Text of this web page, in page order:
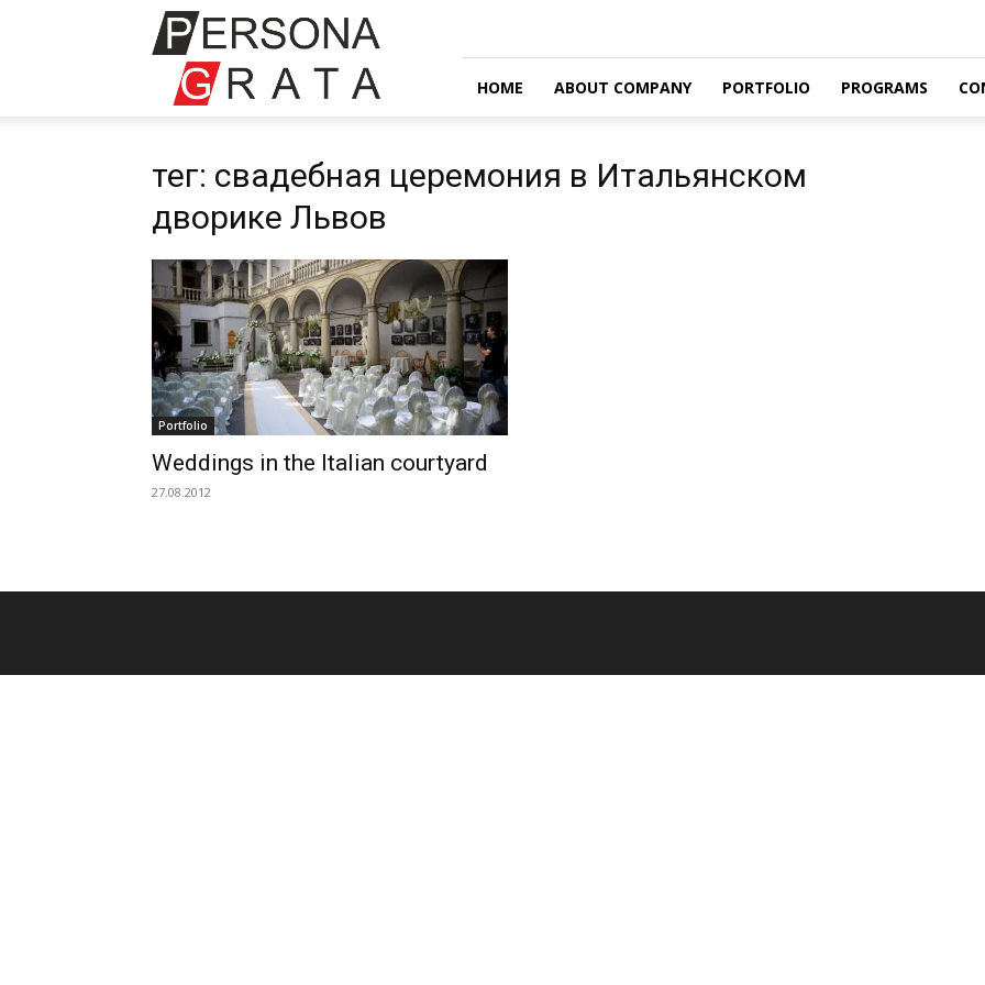
Event
agency
Persona
Grata
HOME ABOUT COMPANY PORTFOLIO PROGRAMS
тег: свадебная церемония в Итальянском
дворике Львов
Portfolio
Weddings in the Italian courtyard
27.08.2012